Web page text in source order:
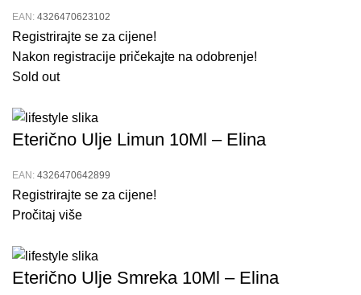
kako biste spriječili kontaminaciju.
Savjeti za Korištenje Prirodno Eterično
Ulje:
Koristite eterično ulje breza za opuštanje i poboljšanje
raspoloženja tijekom stresnih dana.
Dodajte nekoliko kapi ulja u svoj omiljeni šampon ili
regenerator za poboljšanje zdravlja vlasišta i kose.
Kombinirajte ulje breze s drugim eteričnim uljima kako
Koristite ulje breze kao dio svoje večernje rutine kako
biste se opustili prije spavanja.
EAN: 4326470623102
Registrirajte se za cijene!
Nakon registracije pričekajte na odobrenje!
Sold out
Eterično Ulje Limun 10Ml – Elina
EAN: 4326470642899
Registrirajte se za cijene!
Pročitaj više
Eterično Ulje Smreka 10Ml – Elina